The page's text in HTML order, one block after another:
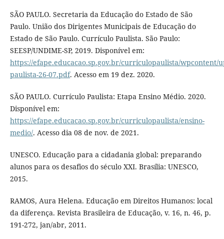
SÃO PAULO. Secretaria da Educação do Estado de São
Paulo. União dos Dirigentes Municipais de Educação do
Estado de São Paulo. Currículo Paulista. São Paulo:
SEESP/UNDIME-SP, 2019. Disponível em:
https://efape.educacao.sp.gov.br/curriculopaulista/wpcontent/
paulista-26-07.pdf. Acesso em 19 dez. 2020.
SÃO PAULO. Currículo Paulista: Etapa Ensino Médio. 2020.
Disponível em:
https://efape.educacao.sp.gov.br/curriculopaulista/ensino-
medio/. Acesso dia 08 de nov. de 2021.
UNESCO. Educação para a cidadania global: preparando
alunos para os desafios do século XXI. Brasília: UNESCO,
2015.
RAMOS, Aura Helena. Educação em Direitos Humanos: local
da diferença. Revista Brasileira de Educação, v. 16, n. 46, p.
191-272, jan/abr, 2011.